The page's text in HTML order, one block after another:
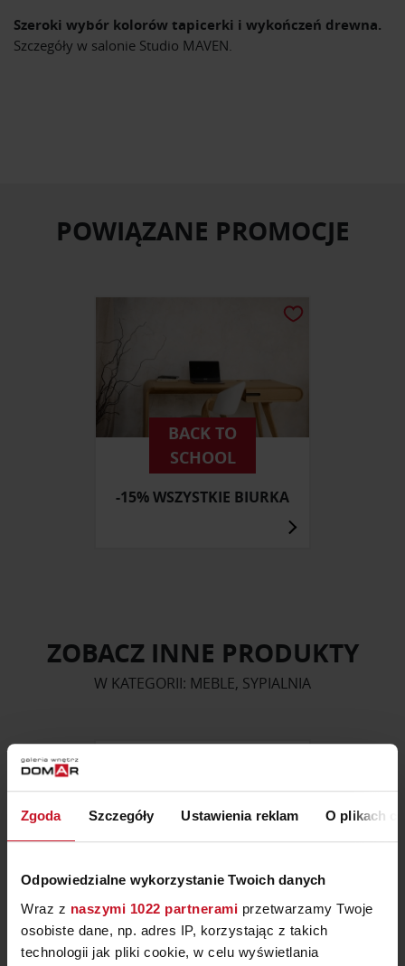
Zgoda Szczegóły Ustawienia reklam O plikach
Odpowiedzialne wykorzystanie Twoich danych
Wraz z naszymi 1022 partnerami przetwarzamy Twoje
osobiste dane, np. adres IP, korzystając z takich
technologii jak pliki cookie, w celu wyświetlania
Szeroki wybór kolorów tapicerki i wykończeń drewna.
Szczegóły w salonie Studio MAVEN.
POWIĄZANE PROMOCJE
BACK TO
SCHOOL
-15% WSZYSTKIE BIURKA
ZOBACZ INNE PRODUKTY
W KATEGORII: MEBLE, SYPIALNIA